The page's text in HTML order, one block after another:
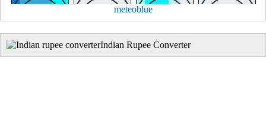
meteoblue
Indian Rupee Converter